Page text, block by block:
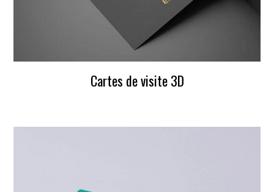
Cartes de visite 3D